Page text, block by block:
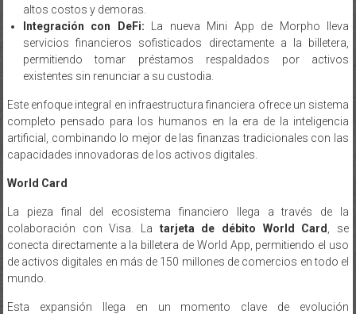
Integración con DeFi:
servicios financieros sofisticados directamente a la billetera,
permitiendo tomar préstamos respaldados por activos
existentes sin renunciar a su custodia.
completo pensado para los humanos en la era de la inteligencia
artificial, combinando lo mejor de las finanzas tradicionales con las
capacidades innovadoras de los activos digitales.
colaboración con Visa. Latarjeta de débito World Card, se
conecta directamente a la billetera de World App, permitiendo el uso
de activos digitales en más de 150 millones de comercios en todo el
mundo.
tecnológica. A medida que la inteligencia artificial redefine el